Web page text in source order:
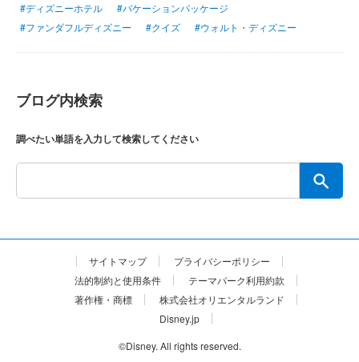
#ディズニーホテル
#バケーションパッケージ
#ファンダフルディズニー
#クイズ #ウォルト・ディズニー
ブログ内検索
調べたい単語を入力して検索してください
サイトマップ
プライバシーポリシー
法的制約と使用条件
テーマパーク利用約款
著作権・商標
株式会社オリエンタルランド
Disney.jp
©Disney. All rights reserved.